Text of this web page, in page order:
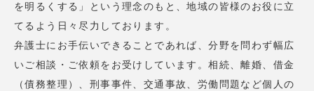
を明るくする」という理念のもと、地域の皆様のお役に立
てるよう日々尽力しております。
弁護士にお手伝いできることであれば、分野を問わず幅広
いご相談・ご依頼をお受けしています。相続、離婚、借金
（債務整理）、刑事事件、交通事故、労働問題など個人の